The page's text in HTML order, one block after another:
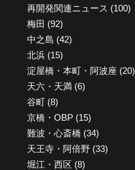
再開発関連ニュース (100)
梅田 (92)
中之島 (42)
北浜 (15)
淀屋橋・本町・阿波座 (20)
天六・天満 (6)
谷町 (8)
京橋・OBP (15)
難波・心斎橋 (34)
天王寺・阿倍野 (33)
堀江・西区 (8)